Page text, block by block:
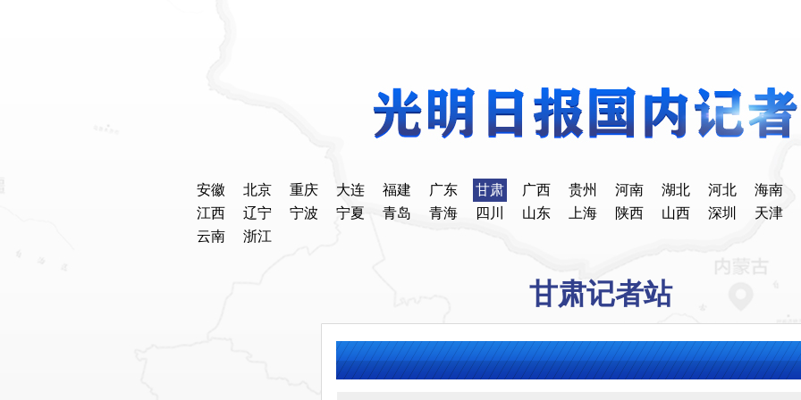
安徽 北京 重庆 大连 福建 广东 甘肃 广西 贵州 河南 湖北 河北
海南
江西
辽宁 宁波 宁夏 青岛 青海 四川 山东 上海 陕西 山西 深圳
天津
云南
浙江
甘肃记者站